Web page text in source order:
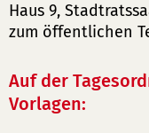
Haus 9,
zum öffentlichen
Auf der
Vorlagen: